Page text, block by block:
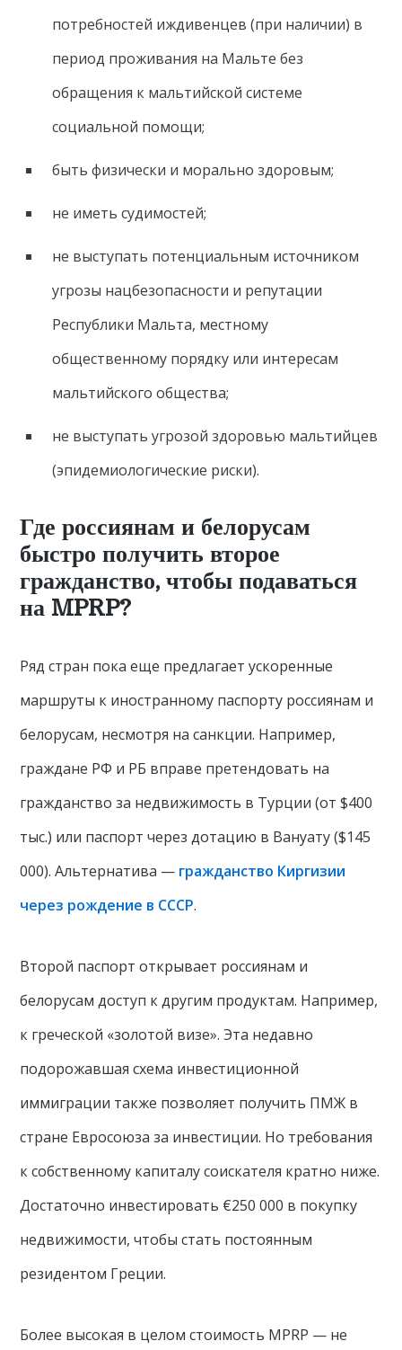
потребностей иждивенцев (при наличии) в
период проживания на Мальте без
обращения к мальтийской системе
социальной помощи;
быть физически и морально здоровым;
не иметь судимостей;
не выступать потенциальным источником
угрозы нацбезопасности и репутации
Республики Мальта, местному
общественному порядку или интересам
мальтийского общества;
не выступать угрозой здоровью мальтийцев
(эпидемиологические риски).
Где россиянам и белорусам
быстро получить второе
гражданство, чтобы подаваться
на MPRP?
Ряд стран пока еще предлагает ускоренные
маршруты к иностранному паспорту россиянам и
белорусам, несмотря на санкции. Например,
граждане РФ и РБ вправе претендовать на
гражданство за недвижимость в Турции (от $400
тыс.) или паспорт через дотацию в Вануату ($145
000). Альтернатива — гражданство Киргизии
через рождение в СССР.
Второй паспорт открывает россиянам и
белорусам доступ к другим продуктам. Например,
к греческой «золотой визе». Эта недавно
подорожавшая схема инвестиционной
иммиграции также позволяет получить ПМЖ в
стране Евросоюза за инвестиции. Но требования
к собственному капиталу соискателя кратно ниже.
Достаточно инвестировать €250 000 в покупку
недвижимости, чтобы стать постоянным
резидентом Греции.
Более высокая в целом стоимость MPRP — не